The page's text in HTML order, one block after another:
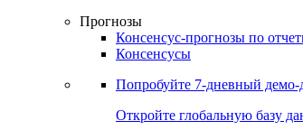
Виджет:
Портфели индексов Cbonds
Прогнозы
Консенсус-прогнозы по
Консенсусы